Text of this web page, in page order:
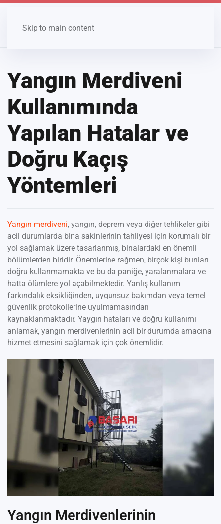
Skip to main content
Yangın Merdiveni
Kullanımında
Yapılan Hatalar ve
Doğru Kaçış
Yöntemleri
Yangın merdiveni, yangın, deprem veya diğer tehlikeler gibi
acil durumlarda bina sakinlerinin tahliyesi için korumalı bir
yol sağlamak üzere tasarlanmış, binalardaki en önemli
bölümlerden biridir. Önemlerine rağmen, birçok kişi bunları
doğru kullanmamakta ve bu da paniğe, yaralanmalara ve
hatta ölümlere yol açabilmektedir. Yanlış kullanım
farkındalık eksikliğinden, uygunsuz bakımdan veya temel
güvenlik protokollerine uyulmamasından
kaynaklanmaktadır. Yaygın hataları ve doğru kullanımı
anlamak, yangın merdivenlerinin acil bir durumda amacına
hizmet etmesini sağlamak için çok önemlidir.
Yangın Merdivenlerinin